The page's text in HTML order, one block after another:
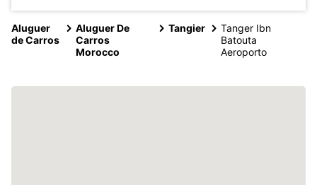
Aluguer
de Carros
Aluguer De
Carros
Morocco
Tangier
Tanger Ibn
Batouta
Aeroporto